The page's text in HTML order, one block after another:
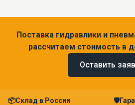
Поставка гидравлики и
рассчитаем стоимость в
Оставить
📦Склад в России 🛡